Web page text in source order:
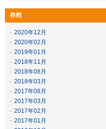
存档
· 2020年12月
· 2020年02月
· 2019年01月
· 2018年11月
· 2018年08月
· 2018年03月
· 2017年08月
· 2017年03月
· 2017年02月
· 2017年01月